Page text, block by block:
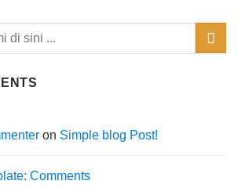
on Simple blog Post!
Comments